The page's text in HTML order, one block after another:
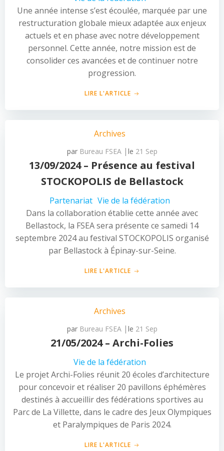
Une année intense s’est écoulée, marquée par une
restructuration globale mieux adaptée aux enjeux
actuels et en phase avec notre développement
personnel. Cette année, notre mission est de
consolider ces avancées et de continuer notre
progression.
LIRE L'ARTICLE
Archives
par Bureau FSEA | le 21 Sep
13/09/2024 – Présence au festival
STOCKOPOLIS de Bellastock
Partenariat Vie de la fédération
Dans la collaboration établie cette année avec
Bellastock, la FSEA sera présente ce samedi 14
septembre 2024 au festival STOCKOPOLIS organisé
par Bellastock à Épinay-sur-Seine.
LIRE L'ARTICLE
Archives
par Bureau FSEA | le 21 Sep
21/05/2024 – Archi-Folies
Vie de la fédération
Le projet Archi-Folies réunit 20 écoles d’architecture
pour concevoir et réaliser 20 pavillons éphémères
destinés à accueillir des fédérations sportives au
Parc de La Villette, dans le cadre des Jeux Olympiques
et Paralympiques de Paris 2024.
LIRE L'ARTICLE